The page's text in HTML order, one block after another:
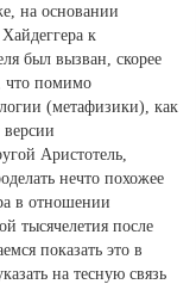
на основании
к
был вызван, скорее
что помимо
(метафизики), как
Аристотель,
нечто похожее
в отношении
тысячелетия после
показать это в
на тесную связь